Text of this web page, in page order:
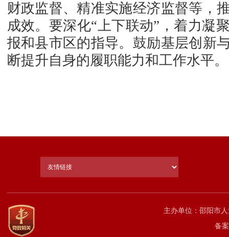
财政监督、精准实施经济监督等，
成效。要深化“上下联动”，着力凝
报和县市区的指导。鼓励基层创新
断提升自身的履职能力和工作水平。
主办单位：邵阳市
备